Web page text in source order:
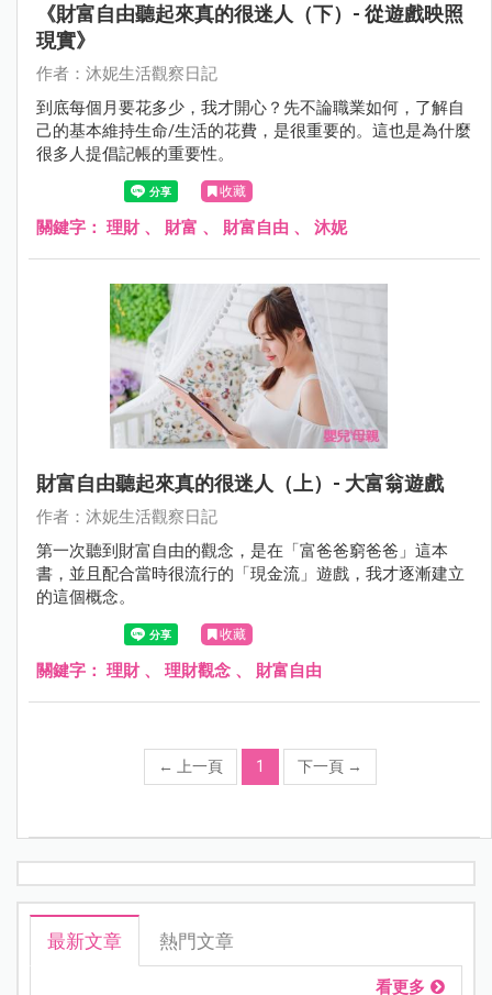
《財富自由聽起來真的很迷人（下）- 從遊戲映照
現實》
作者：沐妮生活觀察日記
到底每個月要花多少，我才開心？先不論職業如何，了解自
己的基本維持生命/生活的花費，是很重要的。這也是為什麼
很多人提倡記帳的重要性。
收藏
關鍵字： 理財、 財富 、 財富自由 、 沐妮
財富自由聽起來真的很迷人（上）- 大富翁遊戲
作者：沐妮生活觀察日記
第一次聽到財富自由的觀念，是在「富爸爸窮爸爸」這本
書，並且配合當時很流行的「現金流」遊戲，我才逐漸建立
的這個概念。
收藏
關鍵字： 理財、 理財觀念 、 財富自由
← 上一頁 1 下一頁 →
最新文章 熱門文章
看更多